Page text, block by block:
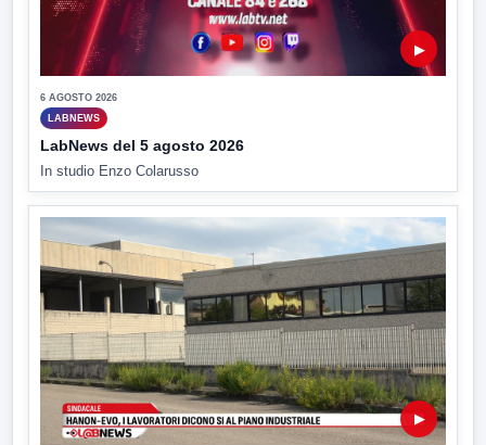
▶
6 AGOSTO 2026
LABNEWS
LabNews del 5 agosto 2026
In studio Enzo Colarusso
▶